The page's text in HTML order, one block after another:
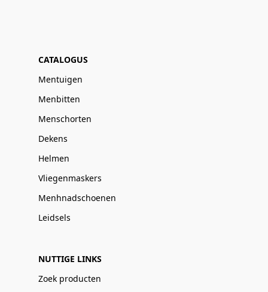
CATALOGUS
Mentuigen
Menbitten
Menschorten
Dekens
Helmen
Vliegenmaskers
Menhnadschoenen
Leidsels
NUTTIGE LINKS
Zoek producten